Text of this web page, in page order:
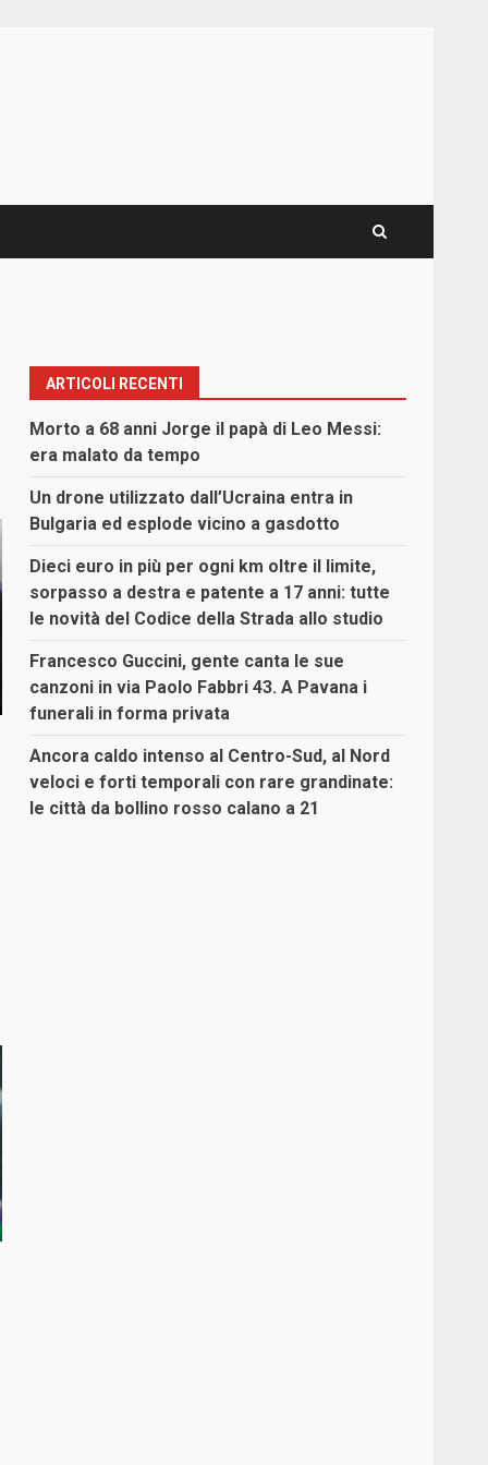
ARTICOLI RECENTI
Morto a 68 anni Jorge il papà di Leo Messi:
era malato da tempo
Un drone utilizzato dall’Ucraina entra in
Bulgaria ed esplode vicino a gasdotto
Dieci euro in più per ogni km oltre il limite,
sorpasso a destra e patente a 17 anni: tutte
le novità del Codice della Strada allo studio
Francesco Guccini, gente canta le sue
canzoni in via Paolo Fabbri 43. A Pavana i
funerali in forma privata
Ancora caldo intenso al Centro-Sud, al Nord
veloci e forti temporali con rare grandinate:
le città da bollino rosso calano a 21